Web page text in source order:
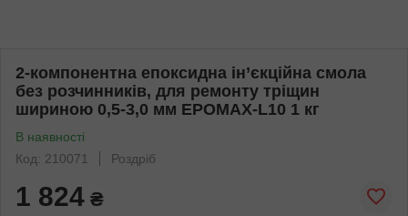
2-компонентна епоксидна ін’єкційна смола
без розчинників, для ремонту тріщин
шириною 0,5-3,0 мм EPOMAX-L10 1 кг
В наявності
Код: 210071
Роздріб
1 824 ₴